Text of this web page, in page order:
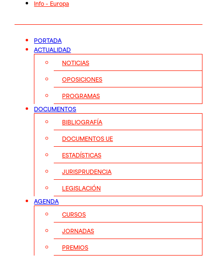
Info – Europa
PORTADA
ACTUALIDAD
NOTICIAS
OPOSICIONES
PROGRAMAS
DOCUMENTOS
BIBLIOGRAFÍA
DOCUMENTOS UE
ESTADÍSTICAS
JURISPRUDENCIA
LEGISLACIÓN
AGENDA
CURSOS
JORNADAS
PREMIOS